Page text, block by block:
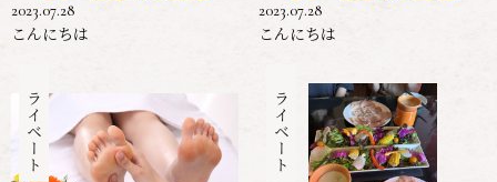
2023.07.28
こんにちは
2023.07.28
こんにちは
プライベート プライベート